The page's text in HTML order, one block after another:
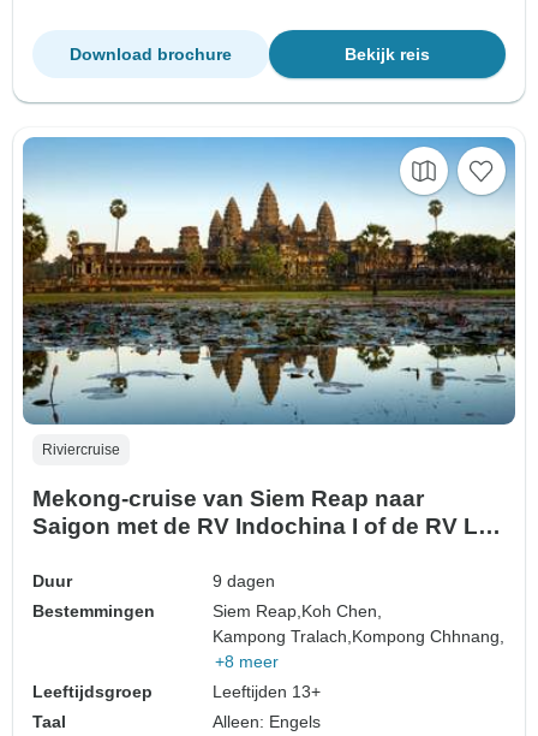
Bekijk reis
Download brochure
Riviercruise
Mekong-cruise van Siem Reap naar
Saigon met de RV Indochina I of de RV Lan
Duur
9 dagen
Bestemmingen
Siem Reap, Koh Chen,
Kampong Tralach, Kompong Chhnang,
+8 meer
Leeftijdsgroep
Leeftijden 13+
Taal
Alleen: Engels